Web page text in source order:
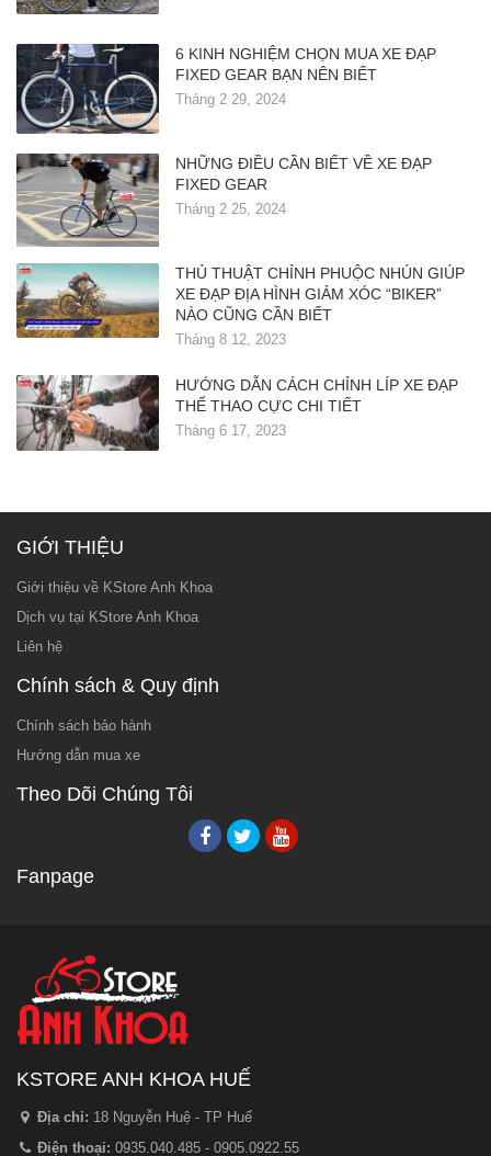
6 KINH NGHIỆM CHỌN MUA XE ĐẠP
FIXED GEAR BẠN NÊN BIẾT
Tháng 2 29, 2024
NHỮNG ĐIỀU CẦN BIẾT VỀ XE ĐẠP
FIXED GEAR
Tháng 2 25, 2024
THỦ THUẬT CHỈNH PHUỘC NHÚN GIÚP
XE ĐẠP ĐỊA HÌNH GIẢM XÓC “BIKER”
NÀO CŨNG CẦN BIẾT
Tháng 8 12, 2023
HƯỚNG DẪN CÁCH CHỈNH LÍP XE ĐẠP
THỂ THAO CỰC CHI TIẾT
Tháng 6 17, 2023
GIỚI THIỆU
Giới thiệu về KStore Anh Khoa
Dịch vụ tại KStore Anh Khoa
Liên hệ
Chính sách & Quy định
Chính sách bảo hành
Hướng dẫn mua xe
Theo Dõi Chúng Tôi
Fanpage
KSTORE ANH KHOA HUẾ
Địa chỉ: 18 Nguyễn Huệ - TP Huế
Điện thoại: 0935.040.485 - 0905.0922.55